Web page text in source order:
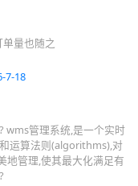
量也随之
7-18
wms管理系统,是一个实时
运算法则(algorithms),对
地管理,使其最大化满足有